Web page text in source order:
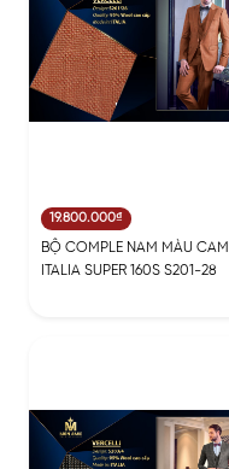
19.800.000₫
BỘ COMPLE NAM MÀU CAM
ITALIA SUPER 160S S201-28